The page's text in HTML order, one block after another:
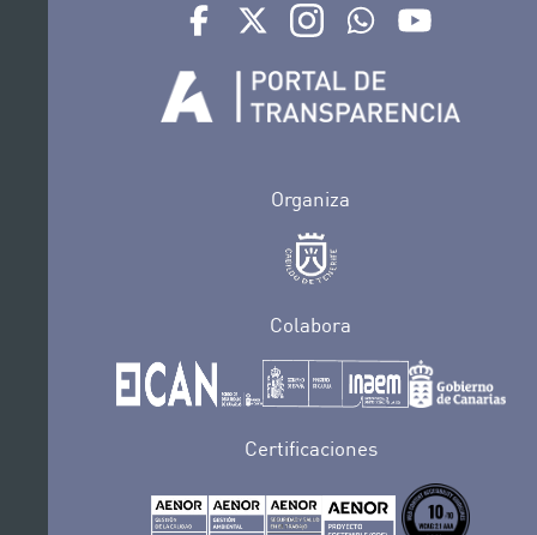
Ir a perfil de Auditorio de Tenerife en
Ir a perfil de Auditorio de Tenerife
Ir a perfil de Auditorio de
Ir al Boletín
Organiza
Colabora
Certificaciones